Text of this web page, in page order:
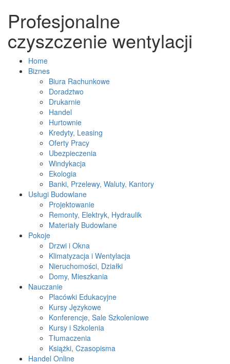
Profesjonalne
czyszczenie wentylacji
Home
Biznes
Biura Rachunkowe
Doradztwo
Drukarnie
Handel
Hurtownie
Kredyty, Leasing
Oferty Pracy
Ubezpieczenia
Windykacja
Ekologia
Banki, Przelewy, Waluty, Kantory
Usługi Budowlane
Projektowanie
Remonty, Elektryk, Hydraulik
Materiały Budowlane
Pokoje
Drzwi i Okna
Klimatyzacja i Wentylacja
Nieruchomości, Działki
Domy, Mieszkania
Nauczanie
Placówki Edukacyjne
Kursy Językowe
Konferencje, Sale Szkoleniowe
Kursy i Szkolenia
Tłumaczenia
Książki, Czasopisma
Handel Online